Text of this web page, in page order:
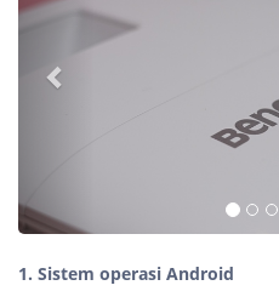
1. Sistem operasi Android